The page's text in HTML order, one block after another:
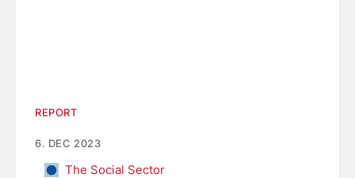
REPORT
6. DEC 2023
The Social Sector